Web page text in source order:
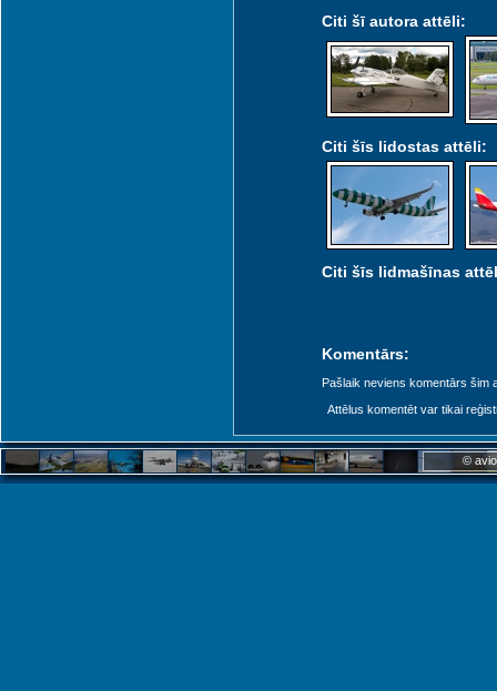
Citi šī autora attēli:
Citi šīs lidostas attēli:
Citi šīs lidmašīnas
Komentārs:
Pašlaik neviens komentārs šim
Attēlus komentēt var tikai
©